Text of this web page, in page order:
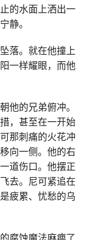
的水面上洒出一
静。
落。就在他撞上
一样耀眼，而他
他的兄弟俯冲。
，甚至在一开始
那刺痛的火花冲
向一侧。他的右
道伤口。他摆正
去。尼可紧追在
疲累、忧愁的乌